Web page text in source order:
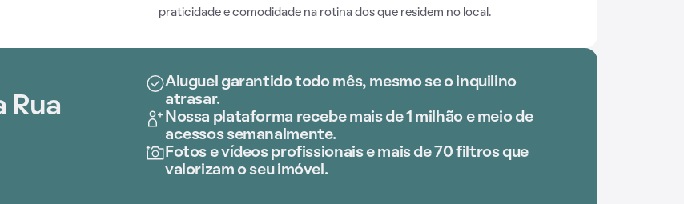
praticidade e comodidade na rotina dos que residem no local.
Rua
Aluguel garantido todo mês, mesmo se o inquilino
atrasar.
Nossa plataforma recebe mais de 1 milhão e meio de
acessos semanalmente.
Fotos e vídeos profissionais e mais de 70 filtros que
valorizam o seu imóvel.